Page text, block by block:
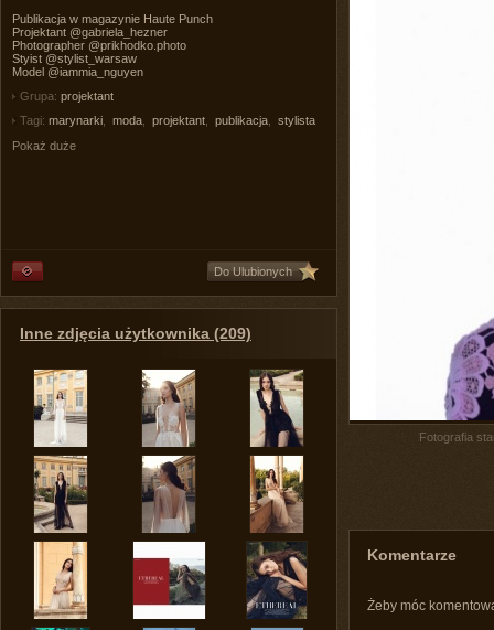
Publikacja w magazynie Haute Punch
Projektant @gabriela_hezner
Photographer @prikhodko.photo
Styist @stylist_warsaw
Model @iammia_nguyen
Grupa: projektant
Tagi: marynarki moda projektant publikacja
stylista
Pokaż duże
Do Ulubionych
Inne zdjęcia użytkownika (209)
Fotografia
Komentarze
Żeby móc